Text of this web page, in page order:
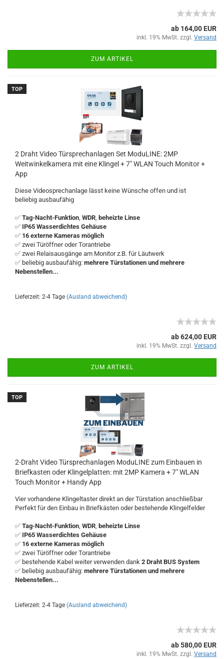
ab 164,00 EUR
inkl. 19% MwSt. zzgl. Versand
ZUM ARTIKEL
TOP
2 Draht Video Türsprechanlagen Set ModuLINE: 2MP
Weitwinkelkamera mit eine Klingel + 7" WLAN Touch Monitor +
App
Diese Videosprechanlage lässt keine Wünsche offen und ist
beliebig ausbaufähig
✅ Tag-Nacht-Funktion, WDR, beheizte Linse
✅ IP65 Wasserdichtes Gehäuse
✅ 16 externe Kameras möglich
✅ zwei Türöffner oder Torantriebe
✅ zwei Relaisausgänge am Monitor z.B. für Läutwerk
✅ beliebig ausbaufähig: mehrere Türstationen und mehrere
Nebenstellen...
Lieferzeit: 2-4 Tage (Ausland abweichend)
ab 624,00 EUR
inkl. 19% MwSt. zzgl. Versand
ZUM ARTIKEL
TOP
2-Draht Video Türsprechanlagen ModuLINE zum Einbauen in
Briefkasten oder Klingelplatten: mit 2MP Kamera + 7" WLAN
Touch Monitor + Handy App
Vier vorhandene Klingeltaster direkt an der Türstation anschließbar
Perfekt für den Einbau in Briefkästen oder bestehende Klingelfelder
✅ Tag-Nacht-Funktion, WDR, beheizte Linse
✅ IP65 Wasserdichtes Gehäuse
✅ 16 externe Kameras möglich
✅ zwei Türöffner oder Torantriebe
✅ bestehende Kabel weiter verwenden dank 2 Draht BUS System
✅ beliebig ausbaufähig: mehrere Türstationen und mehrere
Nebenstellen...
Lieferzeit: 2-4 Tage (Ausland abweichend)
ab 580,00 EUR
inkl. 19% MwSt. zzgl. Versand